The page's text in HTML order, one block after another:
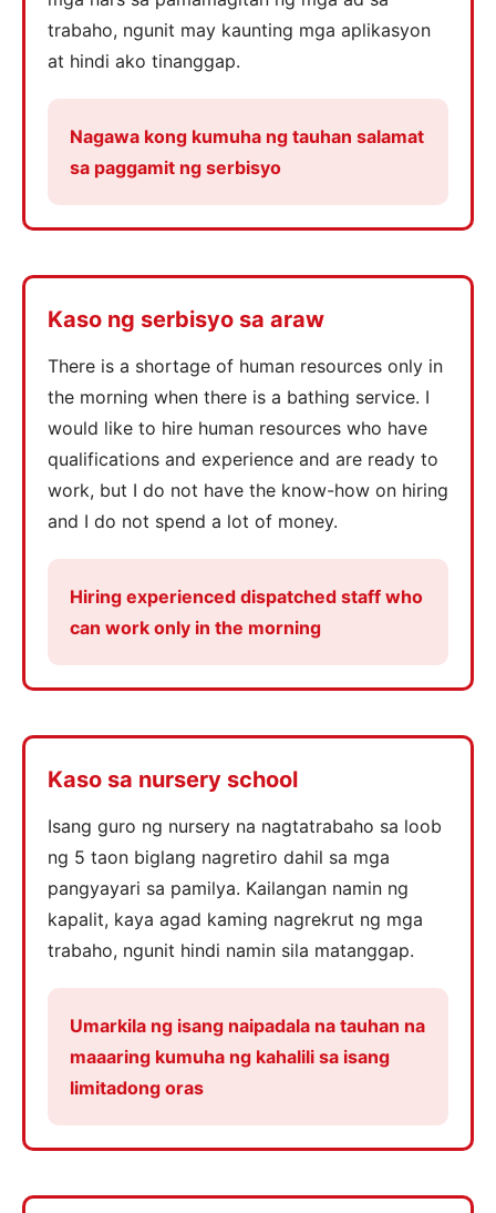
trabaho, ngunit may kaunting mga aplikasyon
at hindi ako tinanggap.
Nagawa kong kumuha ng tauhan salamat
sa paggamit ng serbisyo
Kaso ng serbisyo sa araw
There is a shortage of human resources only in
the morning when there is a bathing service. I
would like to hire human resources who have
qualifications and experience and are ready to
work, but I do not have the know-how on hiring
and I do not spend a lot of money.
Hiring experienced dispatched staff who
can work only in the morning
Kaso sa nursery school
Isang guro ng nursery na nagtatrabaho sa loob
ng 5 taon biglang nagretiro dahil sa mga
pangyayari sa pamilya. Kailangan namin ng
kapalit, kaya agad kaming nagrekrut ng mga
trabaho, ngunit hindi namin sila matanggap.
Umarkila ng isang naipadala na tauhan na
maaaring kumuha ng kahalili sa isang
limitadong oras